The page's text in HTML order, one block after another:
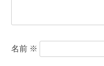
名前 ※